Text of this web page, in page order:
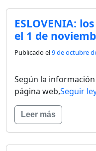
ESLOVENIA:
el 1 de
Publicado el9 de octubre
Según la
página web,Seguir
Leer más